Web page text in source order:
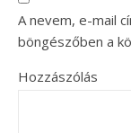
A nevem, e-mail
böngészőben a
Hozzászólás